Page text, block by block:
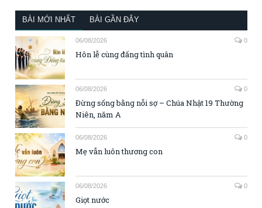
BÀI MỚI NHẤT BÀI GẦN ĐÂY
06/08/2026 0
Hôn lễ cùng đấng tình quân
06/08/2026 0
Đừng sống bằng nỗi sợ – Chúa Nhật 19 Thường
Niên, năm A
06/08/2026 0
Mẹ vẫn luôn thương con
06/08/2026 0
Giọt nước